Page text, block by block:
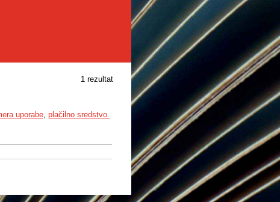
1 rezultat
uporabe, plačilno sredstvo.